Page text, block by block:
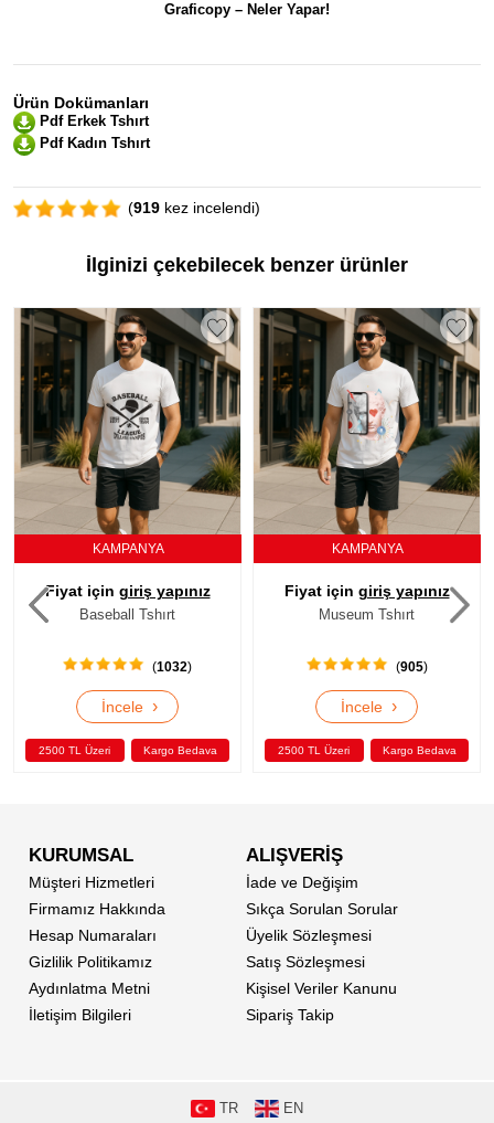
Graficopy – Neler Yapar!
Ürün Dokümanları
Pdf Erkek Tshırt
Pdf Kadın Tshırt
(919 kez incelendi)
İlginizi çekebilecek benzer ürünler
KAMPANYA
Fiyat için giriş yapınız
Baseball Tshırt
(1032)
İncele ›
2500 TL Üzeri Kargo Bedava
KAMPANYA
Fiyat için giriş yapınız
Museum Tshırt
(905)
İncele ›
2500 TL Üzeri Kargo Bedava
KURUMSAL
Müşteri Hizmetleri
Firmamız Hakkında
Hesap Numaraları
Gizlilik Politikamız
Aydınlatma Metni
İletişim Bilgileri
ALIŞVERİŞ
İade ve Değişim
Sıkça Sorulan Sorular
Üyelik Sözleşmesi
Satış Sözleşmesi
Kişisel Veriler Kanunu
Sipariş Takip
TR EN